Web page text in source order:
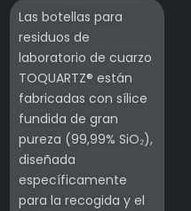
Las botellas para
residuos de
laboratorio de cuarzo
TOQUARTZ® están
fabricadas con sílice
fundida de gran
pureza (99,99% SiO₂),
diseñada
específicamente
para la recogida y el